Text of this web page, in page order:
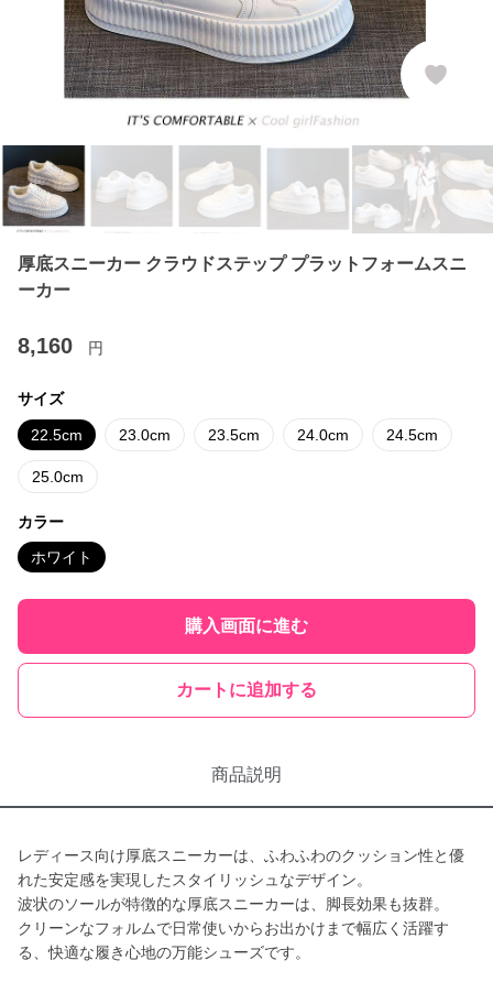
厚底スニーカー クラウドステップ プラットフォームスニ
ーカー
8,160 円
サイズ
22.5cm 23.0cm 23.5cm 24.0cm 24.5cm
25.0cm
カラー
ホワイト
購入画面に進む
カートに追加する
商品説明
レディース向け厚底スニーカーは、ふわふわのクッション性と優
れた安定感を実現したスタイリッシュなデザイン。
波状のソールが特徴的な厚底スニーカーは、脚長効果も抜群。
クリーンなフォルムで日常使いからお出かけまで幅広く活躍す
る、快適な履き心地の万能シューズです。